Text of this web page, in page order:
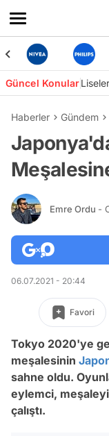
Güncel Konular
Haberler Gündem
Emre Ordu -
06.07.2021 - 20:44
Favori
Tokyo 2020'ye
meşalesinin
sahne oldu.
eylemci,
çalıştı.